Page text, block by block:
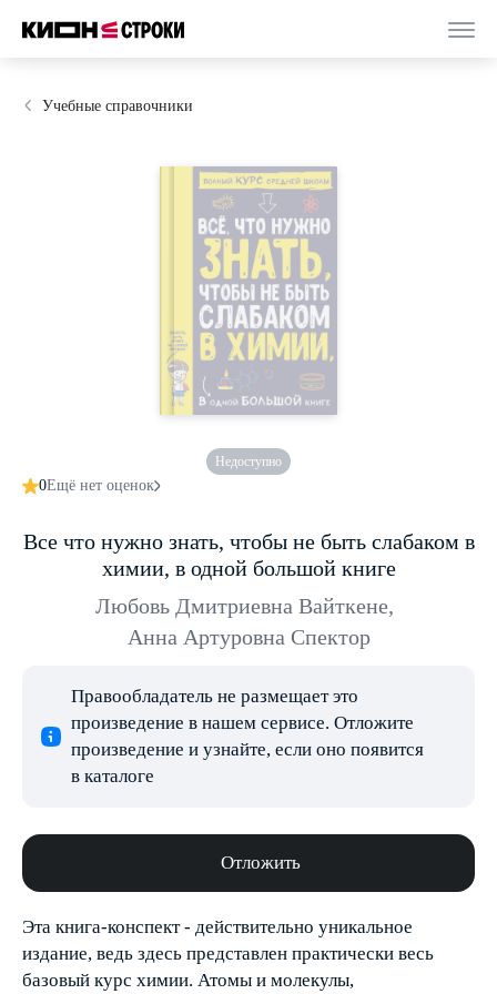
Учебные справочники
Недоступно
0Ещё нет оценок
Все что нужно знать, чтобы не быть слабаком в
химии, в одной большой книге
Любовь Дмитриевна Вайткене,
Анна Артуровна Спектор
Правообладатель не размещает это
произведение в нашем сервисе. Отложите
произведение и узнайте, если оно появится
в каталоге
Отложить
Эта книга-конспект - действительно уникальное
издание, ведь здесь представлен практически весь
базовый курс химии. Атомы и молекулы,